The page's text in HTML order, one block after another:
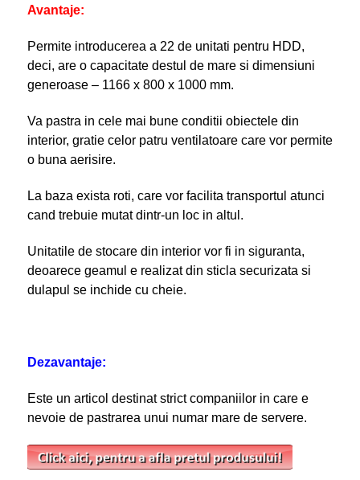
Avantaje:
Permite introducerea a 22 de unitati pentru HDD,
deci, are o capacitate destul de mare si dimensiuni
generoase – 1166 x 800 x 1000 mm.
Va pastra in cele mai bune conditii obiectele din
interior, gratie celor patru ventilatoare care vor permite
o buna aerisire.
La baza exista roti, care vor facilita transportul atunci
cand trebuie mutat dintr-un loc in altul.
Unitatile de stocare din interior vor fi in siguranta,
deoarece geamul e realizat din sticla securizata si
dulapul se inchide cu cheie.
Dezavantaje:
Este un articol destinat strict companiilor in care e
nevoie de pastrarea unui numar mare de servere.